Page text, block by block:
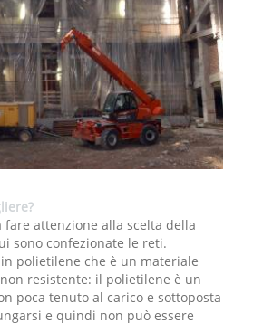
attenzione alla scelta della
sono confezionate le reti.
polietilene che è un materiale
resistente: il polietilene è un
poca tenuto al carico e sottoposta
e quindi non può essere